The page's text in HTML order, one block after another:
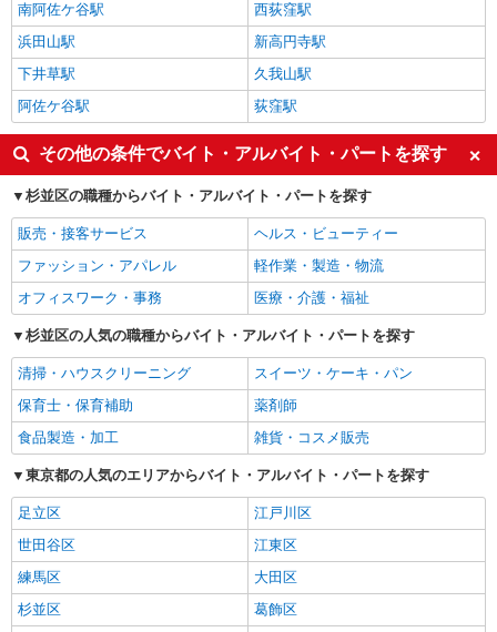
南阿佐ケ谷駅
西荻窪駅
浜田山駅
新高円寺駅
下井草駅
久我山駅
阿佐ケ谷駅
荻窪駅
その他の条件でバイト・アルバイト・パートを探す
杉並区の職種からバイト・アルバイト・パートを探す
販売・接客サービス
ヘルス・ビューティー
ファッション・アパレル
軽作業・製造・物流
オフィスワーク・事務
医療・介護・福祉
杉並区の人気の職種からバイト・アルバイト・パートを探す
清掃・ハウスクリーニング
スイーツ・ケーキ・パン
保育士・保育補助
薬剤師
食品製造・加工
雑貨・コスメ販売
東京都の人気のエリアからバイト・アルバイト・パートを探す
足立区
江戸川区
世田谷区
江東区
練馬区
大田区
杉並区
葛飾区